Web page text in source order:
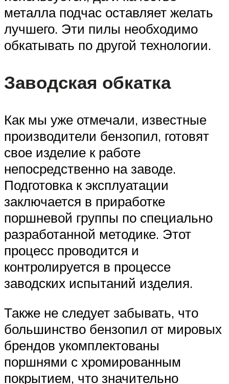
металла подчас оставляет желать
лучшего. Эти пилы необходимо
обкатывать по другой технологии.
Заводская обкатка
Как мы уже отмечали, известные
производители бензопил, готовят
свое изделие к работе
непосредственно на заводе.
Подготовка к эксплуатации
заключается в приработке
поршневой группы по специально
разработанной методике. Этот
процесс проводится и
контролируется в процессе
заводских испытаний изделия.
Также не следует забывать, что
большинство бензопил от мировых
брендов укомплектованы
поршнями с хромированным
покрытием, что значительно